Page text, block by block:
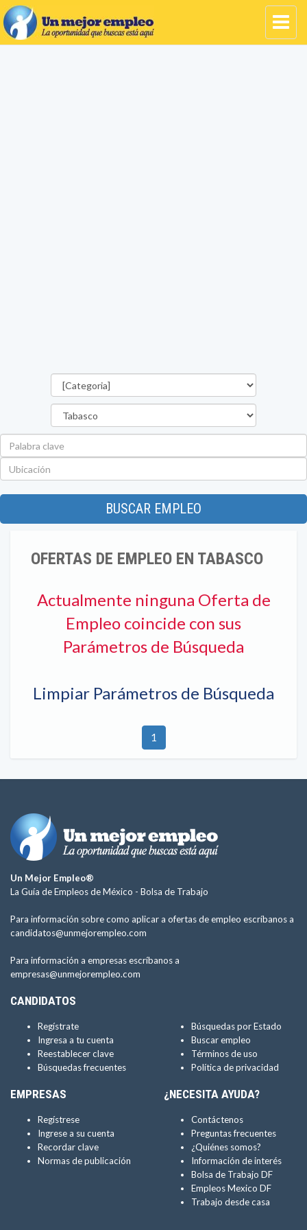
BUSCAR EMPLEO
OFERTAS DE EMPLEO EN TABASCO
Actualmente ninguna Oferta de
Empleo coincide con sus
Parámetros de Búsqueda
Limpiar Parámetros de Búsqueda
1
Un Mejor Empleo®
La Guía de Empleos de México - Bolsa de Trabajo
Para información sobre como aplicar a ofertas de empleo escríbanos a
candidatos@unmejorempleo.com
Para información a empresas escríbanos a
empresas@unmejorempleo.com
CANDIDATOS
Regístrate
Ingresa a tu cuenta
Reestablecer clave
Búsquedas frecuentes
Búsquedas por Estado
Buscar empleo
Términos de uso
Política de privacidad
EMPRESAS
Regístrese
Ingrese a su cuenta
Recordar clave
Normas de publicación
¿NECESITA AYUDA?
Contáctenos
Preguntas frecuentes
¿Quiénes somos?
Información de interés
Bolsa de Trabajo DF
Empleos Mexico DF
Trabajo desde casa